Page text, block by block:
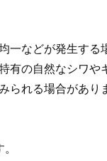
などが発生す
の自然なシワ
れる場合があり